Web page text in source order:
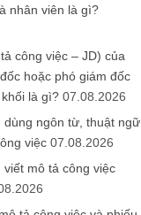
nhân viên là gì?
công việc – JD) của
hoặc phó giám đốc
là gì? 07.08.2026
dùng ngôn từ, thuật ngữ
việc 07.08.2026
viết mô tả công việc